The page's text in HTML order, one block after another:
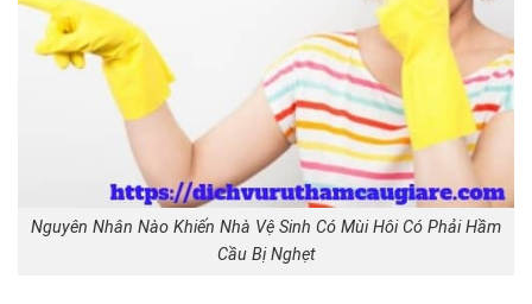
Nguyên Nhân Nào Khiến Nhà Vệ Sinh Có Mùi Hôi Có Phải Hầm
Cầu Bị Nghẹt